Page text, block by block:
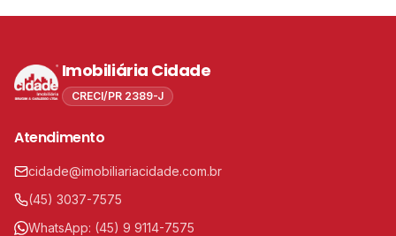
Imobiliária Cidade
CRECI/PR 2389-J
Atendimento
cidade@imobiliariacidade.com.br
(45) 3037-7575
WhatsApp: (45) 9 9114-7575